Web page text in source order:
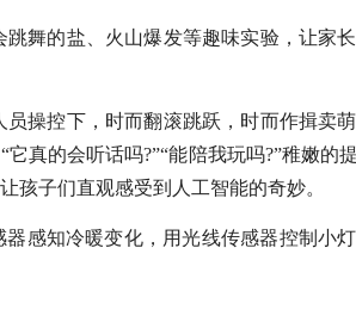
舞的盐、火山爆发等趣味实验，让家
操控下，时而翻滚跳跃，时而作揖卖
真的会听话吗?”“能陪我玩吗?”稚嫩的
孩子们直观感受到人工智能的奇妙。
感知冷暖变化，用光线传感器控制小